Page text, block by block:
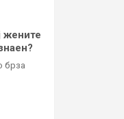
жените
брза